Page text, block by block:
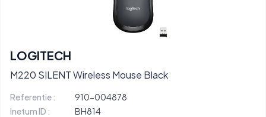
LOGITECH
M220 SILENT Wireless Mouse Black
Referentie :
910-004878
Inetum ID :
BH814